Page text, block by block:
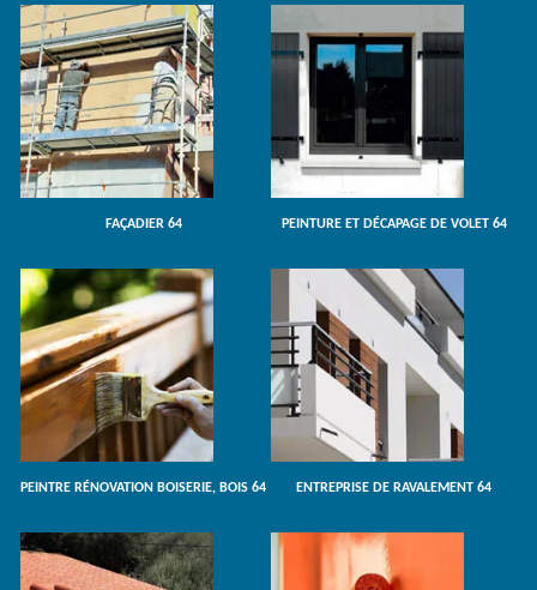
FAÇADIER 64 PEINTURE ET DÉCAPAGE DE VOLET 64
PEINTRE RÉNOVATION BOISERIE, BOIS 64 ENTREPRISE DE RAVALEMENT 64